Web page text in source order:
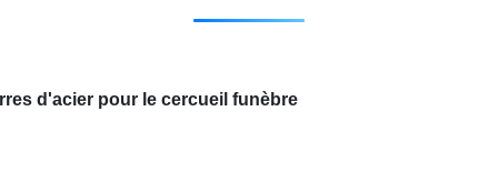
d'acier pour le cercueil funèbre